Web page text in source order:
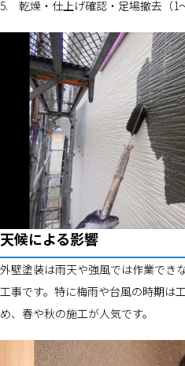
5.	乾燥・仕上げ確認・足場撤去（1
天候による影響
外壁塗装は雨天や強風では作業でき
工事です。特に梅雨や台風の時期は
め、春や秋の施工が人気です。